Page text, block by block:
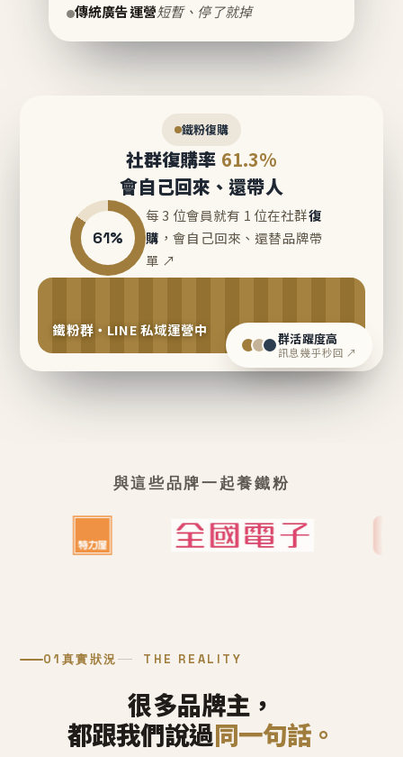
傳統廣告運營短暫、停了就掉
鐵粉復購
社群復購率 61.3%
會自己回來、還帶人
61%
每 3 位會員就有 1 位在社群復
購 ，會自己回來、還替品牌帶
單 ↗
鐵粉群・LINE 私域運營中 群活躍度高
訊息幾乎秒回 ↗
與這些品牌一起養鐵粉
01 真實狀況 THE REALITY
很多品牌主，
都跟我們說過同一句話。